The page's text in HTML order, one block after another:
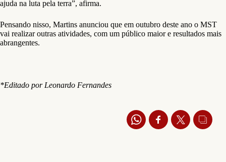
ajuda na luta pela terra”, afirma.
Pensando nisso, Martins anunciou que em outubro deste ano o MST
vai realizar outras atividades, com um público maior e resultados mais
abrangentes.
*Editado por Leonardo Fernandes